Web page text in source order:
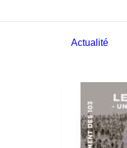
Actualité